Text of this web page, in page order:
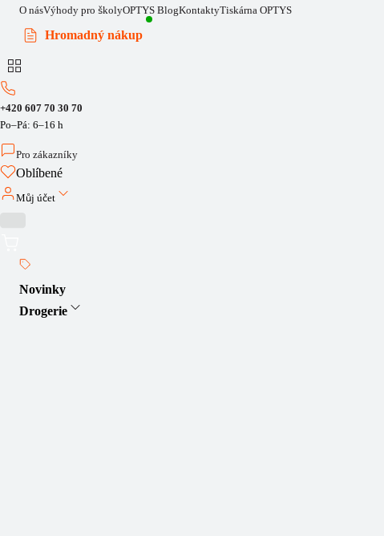
O násVýhody pro školyOPTYS BlogKontaktyTiskárna OPTYS
Hromadný nákup
+420 607 70 30 70
Po–Pá: 6–16 h
Pro zákazníky
Oblíbené
Můj účet
Novinky
Drogerie